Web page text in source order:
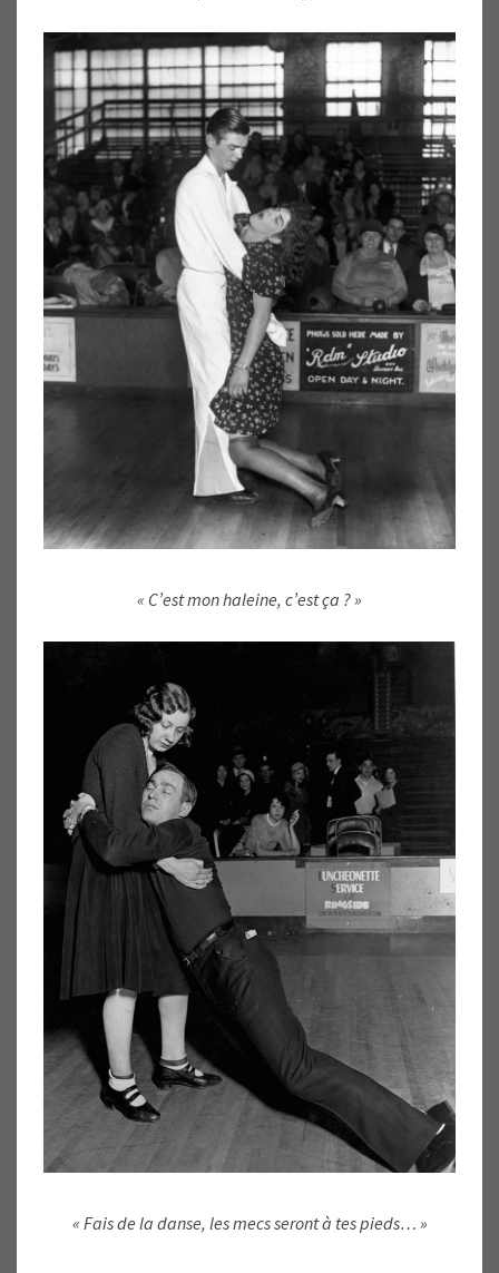
« C’est mon haleine, c’est ça ? »
« Fais de la danse, les mecs seront à tes pieds… »